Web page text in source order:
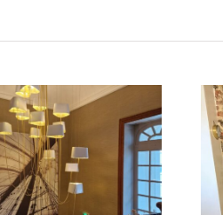
Peinture Entree et
escalier